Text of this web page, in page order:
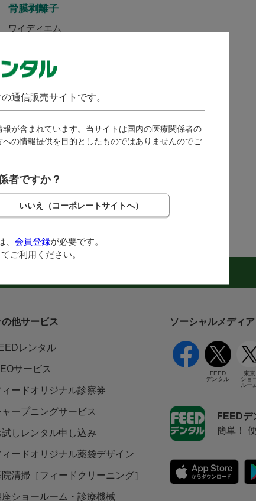
通信販売サイトです。
が含まれています。当サイトは国内の医療関係者の
の情報提供を目的としたものではありませんのでご
者ですか？
会員登録が必要です。
てご利用ください。
骨膜剥離子
ワイディエム
10,439
ポイント付与対象外
数量： 本
の他サービス
レンタル
サービス
ィードオリジナル診察券
ャープニングサービス
試しレンタル申し込み
ィードオリジナル薬袋デザイン
院清掃［フィードクリーニング］
座ショールーム・診療機械
ソーシャルメディア
FEED
デンタル
東京
ショ
ルー
FEEDデ
簡単！